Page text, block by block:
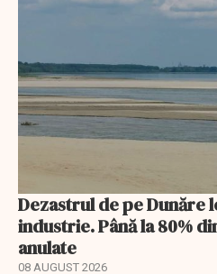
Dezastrul de pe Dunăre
industrie. Până la 80%
anulate
08 AUGUST 2026